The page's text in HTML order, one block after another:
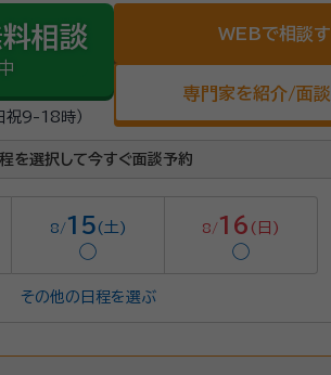
相談
祝9-18時）
WEBで相談
専門家を紹介/面
を選択して今すぐ面談予約
8/15(土)
◯
8/16 (日)
◯
その他の日程を選ぶ